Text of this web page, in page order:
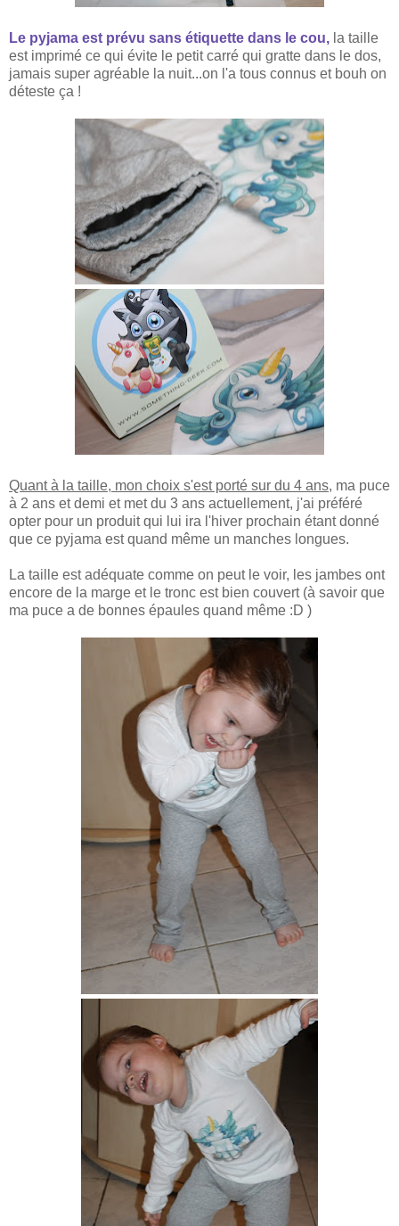
Le pyjama est prévu sans étiquette dans le cou, la taille
est imprimé ce qui évite le petit carré qui gratte dans le dos,
jamais super agréable la nuit...on l'a tous connus et bouh on
déteste ça !
Quant à la taille, mon choix s'est porté sur du 4 ans, ma puce
à 2 ans et demi et met du 3 ans actuellement, j'ai préféré
opter pour un produit qui lui ira l'hiver prochain étant donné
que ce pyjama est quand même un manches longues.
La taille est adéquate comme on peut le voir, les jambes ont
encore de la marge et le tronc est bien couvert (à savoir que
ma puce a de bonnes épaules quand même :D )